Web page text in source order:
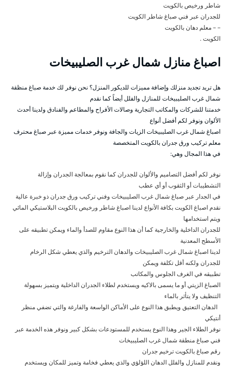
شاطر ورخيص بالكويت
للجدران عبر فني صباغ شاطر الكويت
– – معلم دهان بالكويت
الكويت .
اصباغ منازل شمال غرب الصليبيخات
هل تريد تجديد منزلك وإضافة مميزات للديكور المنزل؟ نحن نوفر لك خدمة صباغ منظقة
شمال غرب الصليبيخات للمنازل والفلل أيضاً كما نقدم
خدمتنا للشركات والمكاتب التجارية وصالات الأفراح والمطاعم والفنادق ولدينا أحدث
الألوان ونوفر لكم أفضل أنواع
اصباغ شمال غرب الصليبيخات الزيات والجافة ونوفر خدمات مميزة عبر صباغ محترف
معلم تركيب ورق جدران بالكويت المتخصصة
في هذا المجال وهي:
نوفر لكم أفضل التصاميم والألوان للجدران كما نقوم بمعالجة الجدران وإزالة
التشطيبات أو الثقوب أو أي عطب
في الجدار عبر صباغ شمال غرب الصليبيخات وفني تركيب ورق جدران ذو خبرة عالية
نقدم اصباغ الكويت بكافة الأنواع لدينا اصباغ شاطر ورخيص بالكويت البلاستيكي المائي
ويتم استخدامها
للجدران الداخلية والخارجية كما أن هذا النوع مقاوم للصدأ والماء ويمكن تطبيقه على
الأسطح المعدنية
لدينا اصباغ شمال غرب الصليبيخات والدهان الترخيم والذي يعطي شكل الرخام
للجدران ولكنه أقل تكلفة ويمكن
تطبيقه في الغرف الجلوس والمكاتب
الصباغ الزيتي أو ما يسمى بالاكيه ويستخدم لطلاء الجدران الداخلية ويتميز بسهولة
التنظيف ولا يتأثر بالماء
الدهان التعتيق ويطبق هذا النوع على الأماكن الواسعة والفارغة والتي تضفي منظر
أنتيكي
نوفر الطلاء الجير وهذا النوع يستخدم للمستودعات بشكل كبير ونوفر هذه الخدمة عبر
فني صباغ منطقة شمال غرب الصليبيخات
رقم صباغ بالكويت ترخيم جدران
ونقدم للمنازل والفلل الدهان اللؤلؤي والذي يعطي فخامة وتميز للمكان ويستخدم